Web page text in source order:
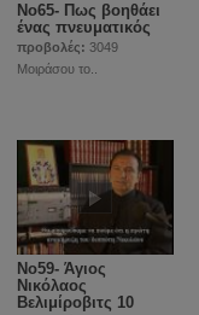
Νο65- Πως βοηθάει
ένας πνευματικός
προβολές: 3049
Μοιράσου το..
Νο59- Άγιος
Νικόλαος
Βελιμίροβιτς 10